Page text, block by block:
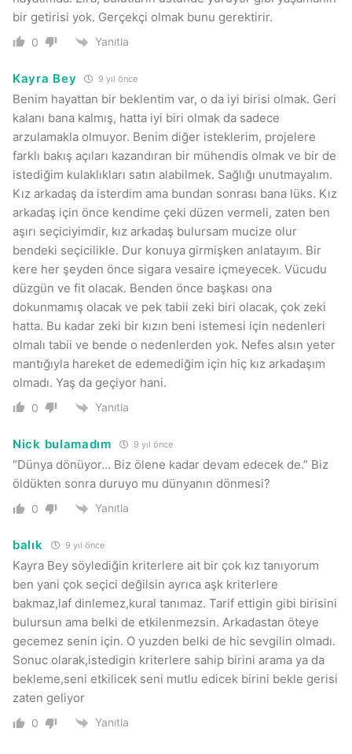
bir getirisi yok. Gerçekçi olmak bunu gerektirir.
0 Yanıtla
Kayra Bey 9 yıl önce
Benim hayattan bir beklentim var, o da iyi birisi olmak. Geri
kalanı bana kalmış, hatta iyi biri olmak da sadece
arzulamakla olmuyor. Benim diğer isteklerim, projelere
farklı bakış açıları kazandıran bir mühendis olmak ve bir de
istediğim kulaklıkları satın alabilmek. Sağlığı unutmayalım.
Kız arkadaş da isterdim ama bundan sonrası bana lüks. Kız
arkadaş için önce kendime çeki düzen vermeli, zaten ben
aşırı seçiciyimdir, kız arkadaş bulursam mucize olur
bendeki seçicilikle. Dur konuya girmişken anlatayım. Bir
kere her şeyden önce sigara vesaire içmeyecek. Vücudu
düzgün ve fit olacak. Benden önce başkası ona
dokunmamış olacak ve pek tabii zeki biri olacak, çok zeki
hatta. Bu kadar zeki bir kızın beni istemesi için nedenleri
olmalı tabii ve bende o nedenlerden yok. Nefes alsın yeter
mantığıyla hareket de edemediğim için hiç kız arkadaşım
olmadı. Yaş da geçiyor hani.
0 Yanıtla
Nick bulamadım 9 yıl önce
“Dünya dönüyor… Biz ölene kadar devam edecek de.” Biz
öldükten sonra duruyo mu dünyanın dönmesi?
0 Yanıtla
balık 9 yıl önce
Kayra Bey söylediğin kriterlere ait bir çok kız tanıyorum
ben yani çok seçici değilsin ayrıca aşk kriterlere
bakmaz,laf dinlemez,kural tanımaz. Tarif ettigin gibi birisini
bulursun ama belki de etkilenmezsin. Arkadastan öteye
gecemez senin için. O yuzden belki de hic sevgilin olmadı.
Sonuc olarak,istedigin kriterlere sahip birini arama ya da
bekleme,seni etkilicek seni mutlu edicek birini bekle gerisi
zaten geliyor
0 Yanıtla